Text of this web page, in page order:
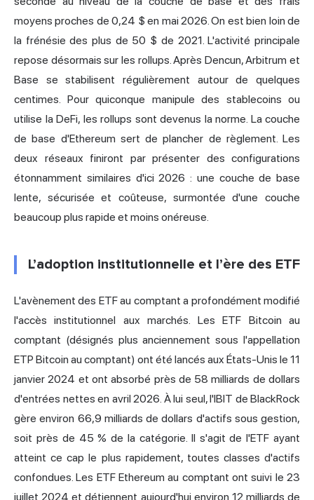
moyens proches de 0,24 $ en mai 2026. On est bien loin de
la frénésie des plus de 50 $ de 2021. L'activité principale
repose désormais sur les rollups. Après Dencun, Arbitrum et
Base se stabilisent régulièrement autour de quelques
centimes. Pour quiconque manipule des stablecoins ou
utilise la DeFi, les rollups sont devenus la norme. La couche
de base d'Ethereum sert de plancher de règlement. Les
deux réseaux finiront par présenter des configurations
étonnamment similaires d'ici 2026 : une couche de base
lente, sécurisée et coûteuse, surmontée d'une couche
beaucoup plus rapide et moins onéreuse.
L’adoption institutionnelle et l’ère des ETF
L'avènement des ETF au comptant a profondément modifié
l'accès institutionnel aux marchés. Les ETF Bitcoin au
comptant (désignés plus anciennement sous l'appellation
ETP Bitcoin au comptant) ont été lancés aux États-Unis le 11
janvier 2024 et ont absorbé près de 58 milliards de dollars
d'entrées nettes en avril 2026. À lui seul, l'IBIT de BlackRock
gère environ 66,9 milliards de dollars d'actifs sous gestion,
soit près de 45 % de la catégorie. Il s'agit de l'ETF ayant
atteint ce cap le plus rapidement, toutes classes d'actifs
confondues. Les ETF Ethereum au comptant ont suivi le 23
juillet 2024 et détiennent aujourd'hui environ 12 milliards de